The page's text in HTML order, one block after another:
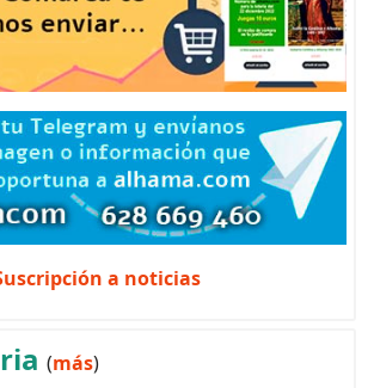
a noticias
(más)